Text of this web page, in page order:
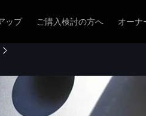
ップ ご購入検討の方へ オーナ